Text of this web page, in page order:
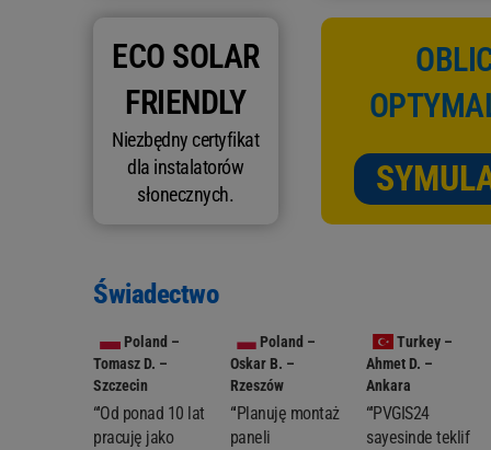
ECO SOLAR
FRIENDLY
Niezbędny certyfikat
dla instalatorów
słonecznych.
Świadectwo
Poland –
Tomasz D. –
Szczecin
“'Od ponad 10 lat
pracuję jako
Poland –
Oskar B. –
Rzeszów
“'Planuję montaż
paneli
Turkey –
Ahmet D. –
Ankara
“'PVGIS24
sayesinde teklif